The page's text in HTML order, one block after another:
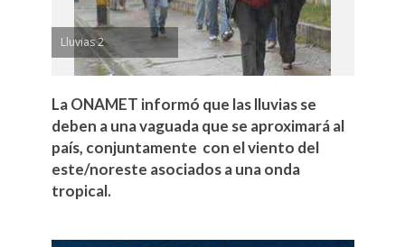
Lluvias 2
La ONAMET informó que las lluvias se
deben a una vaguada que se aproximará al
país, conjuntamente con el viento del
este/noreste asociados a una onda
tropical.